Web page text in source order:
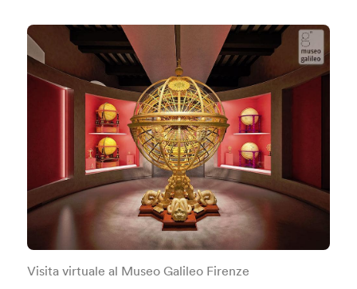
Visita virtuale al Museo Galileo Firenze